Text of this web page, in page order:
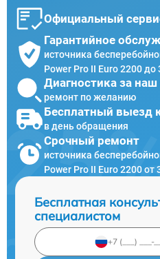
Официальный
Гарантийное
источника
Power Pro II Euro 2200 до
Диагностика за наш
ремонт по желанию
Бесплатный выезд
в день обращения
Срочный ремонт
источника
Power Pro II Euro 2200 от
Бесплатная
специалистом